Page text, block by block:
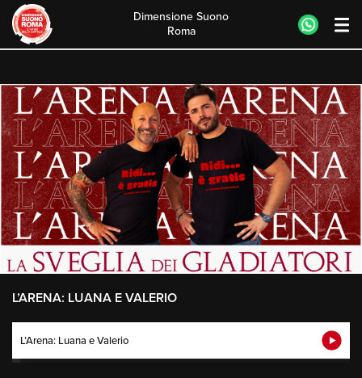
content
Dimensione Suono
Roma
L’ARENA: LUANA E VALERIO
L’Arena: Luana e Valerio